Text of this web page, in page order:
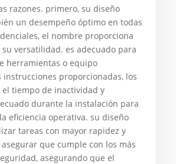
razones. primero, su diseño
un desempeño óptimo en todas
el nombre proporciona
versatilidad. es adecuado para
herramientas o equipo
proporcionadas, los
tiempo de inactividad y
durante la instalación para
eficiencia operativa. su diseño
tareas con mayor rapidez y
que cumple con los más
asegurando que el